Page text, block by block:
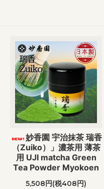
妙香園 宇治抹茶 瑞香
（Zuiko）」濃茶用 薄茶
用 UJI matcha Green
Tea Powder Myokoen
5,508円(税408円)